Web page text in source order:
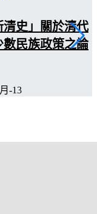
清史」關於清代
數民族政策之論
-13